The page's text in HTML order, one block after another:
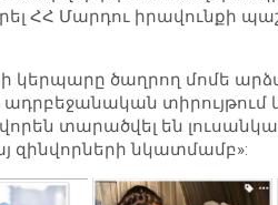
ՀՀ Մարդու իրավունքի
կերպարը ծաղրող մոմե
տիրույթում
տարածվել են
զինվորների նկատմամբ»: